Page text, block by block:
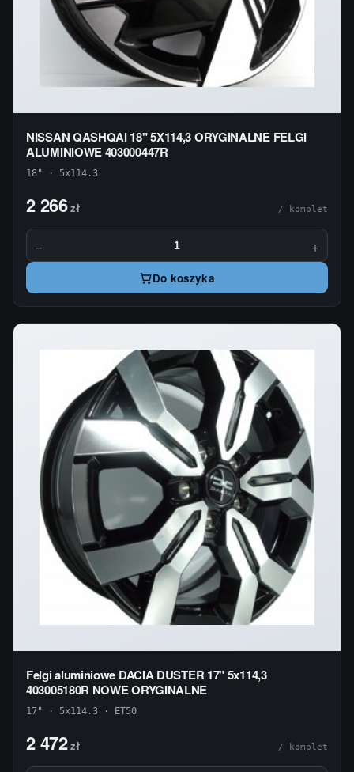
NISSAN QASHQAI 18" 5X114,3 ORYGINALNE FELGI
ALUMINIOWE 403000447R
18" · 5x114.3
2 266zł / komplet
− +
Do koszyka
Felgi aluminiowe DACIA DUSTER 17" 5x114,3
403005180R NOWE ORYGINALNE
17" · 5x114.3 · ET50
2 472zł / komplet